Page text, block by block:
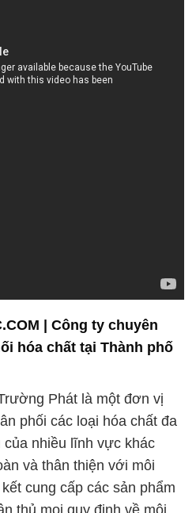
| Công ty chuyên
hóa chất tại Thành phố
Phát là một đơn vị
phối các loại hóa chất đa
nhiều lĩnh vực khác
và thân thiện với môi
cung cấp các sản phẩm
thủ mọi quy định về môi